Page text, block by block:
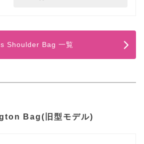
Shoulder Bag 一覧
Bag(旧型モデル)